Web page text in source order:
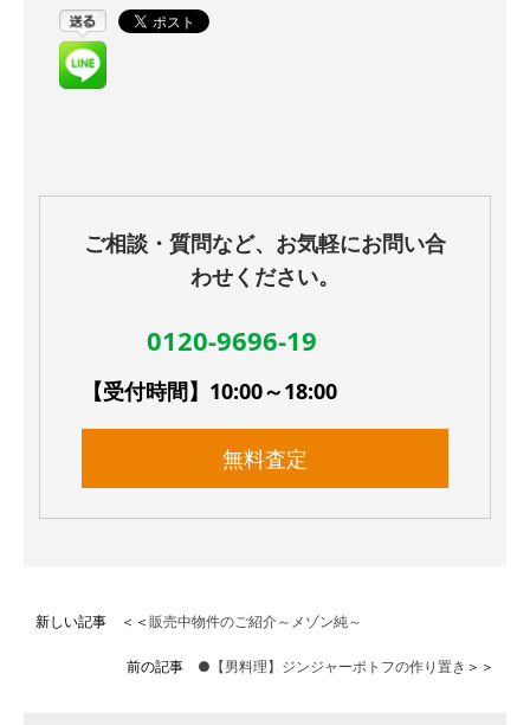
ご相談・質問など、お気軽にお問い合
わせください。
0120-9696-19
【受付時間】10:00～18:00
無料査定
新しい記事 ＜＜販売中物件のご紹介～メゾン純～
前の記事 ●【男料理】ジンジャーポトフの作り置き ＞＞